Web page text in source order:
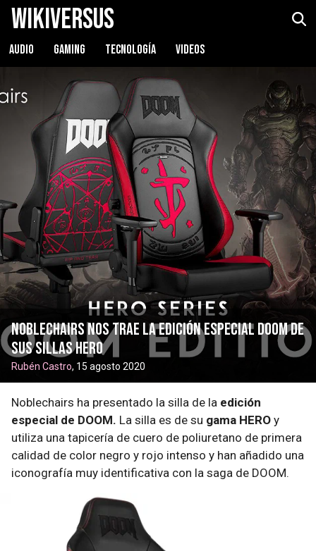
WikiVersus
AUDIO GAMING TECNOLOGÍA VIDEOS
noblechairs nos trae la edición especial DOOM de
sus sillas HERO
Rubén Castro, 15 agosto 2020
Noblechairs ha presentado la silla de la edición
especial de DOOM. La silla es de su gama HERO y
utiliza una tapicería de cuero de poliuretano de primera
calidad de color negro y rojo intenso y han añadido una
iconografía muy identificativa con la saga de DOOM.